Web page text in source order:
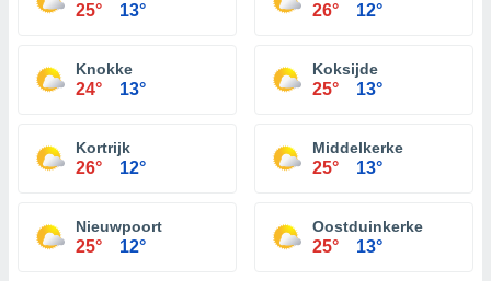
25° 13° 26° 12°
Knokke
24° 13°
Koksijde
25° 13°
Kortrijk
26° 12°
Middelkerke
25° 13°
Nieuwpoort
25° 12°
Oostduinkerke
25° 13°